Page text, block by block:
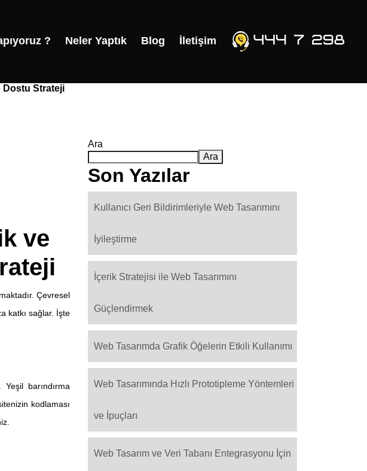
? Neler Yaptık Blog İletişim
Dostu Strateji
ve
Çevresel
katkı sağlar. İşte
barındırma
kodlaması
Ara
Ara
Son Yazılar
Kullanıcı Geri Bildirimleriyle Web Tasarımını
İyileştirme
İçerik Stratejisi ile Web Tasarımını
Güçlendirmek
Web Tasarımda Grafik Öğelerin Etkili Kullanımı
Web Tasarımında Hızlı Prototipleme Yöntemleri
ve İpuçları
Web Tasarım ve Veri Tabanı Entegrasyonu İçin